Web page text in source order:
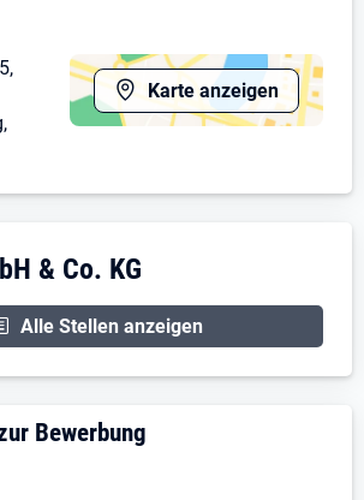
ist individuell vereinbar,
8 Uhr, je nach
Karte anzeigen
Hoffeld GmbH
& Co. KG
Alle Stellen anzeigen
Bewerbung